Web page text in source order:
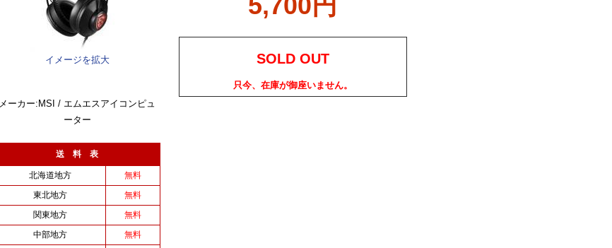
イメージを拡大
メーカー:MSI / エムエスアイコンピュ
ーター
送 料 表
北海道地方
無料
東北地方
無料
関東地方
無料
中部地方
無料
SOLD OUT
只今、在庫が御座いません。